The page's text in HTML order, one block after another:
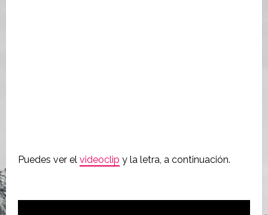
Puedes ver el videoclip y la letra, a continuación.